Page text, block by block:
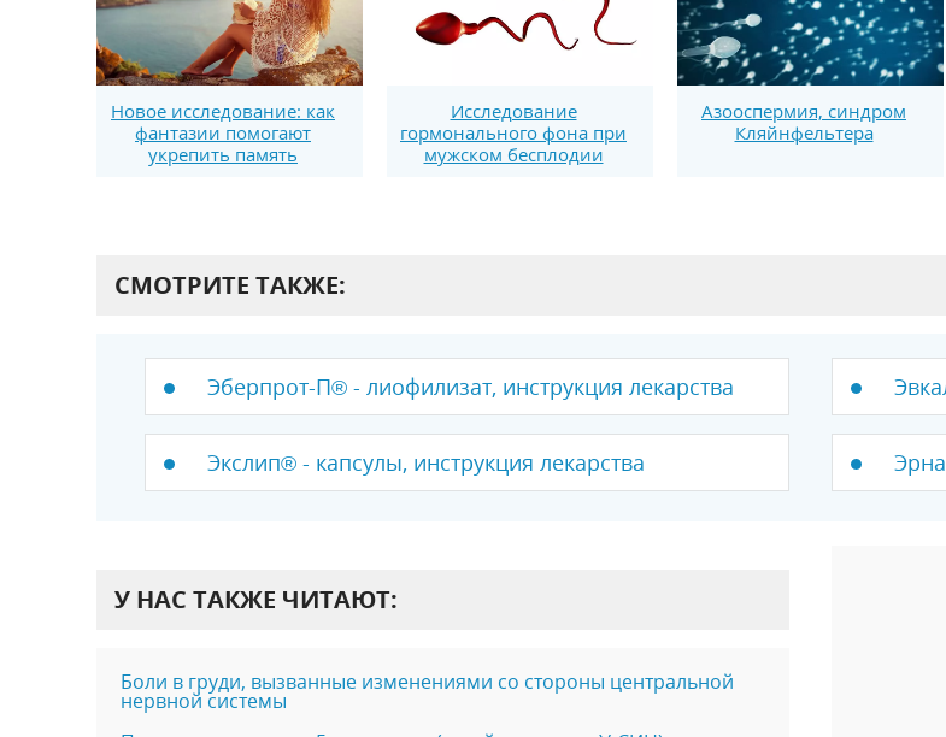
Новое исследование: как
фантазии помогают
укрепить память
Исследование
гормонального фона при
мужском бесплодии
Азооспермия, синдром
Кляйнфельтера
СМОТРИТЕ ТАКЖЕ:
Эберпрот-П® - лиофилизат, инструкция лекарства
Экслип® - капсулы, инструкция лекарства
У НАС ТАКЖЕ ЧИТАЮТ:
Боли в груди, вызванные изменениями со стороны центральной
нервной системы